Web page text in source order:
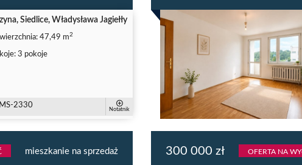
Siedlice, Władysława Jagiełły
47,49 m2
3 pokoje
2330 Notatnik
mieszkanie na sprzedaż 300 000 zł OFERTA NA